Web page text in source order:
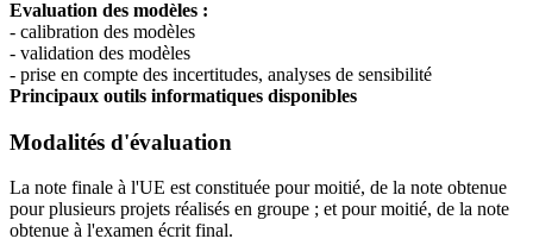
Evaluation des modèles :
- calibration des modèles
- validation des modèles
- prise en compte des incertitudes, analyses de sensibilité
Principaux outils informatiques disponibles
Modalités d'évaluation
La note finale à l'UE est constituée pour moitié, de la note obtenue
pour plusieurs projets réalisés en groupe ; et pour moitié, de la note
obtenue à l'examen écrit final.